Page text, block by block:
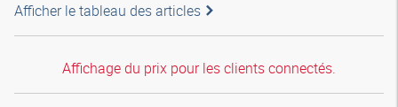
Afficher le tableau des articles
Affichage du prix pour les clients connectés.